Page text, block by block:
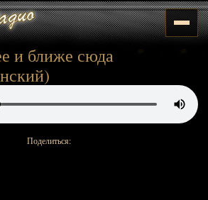
и ближе сюда
Поделиться: